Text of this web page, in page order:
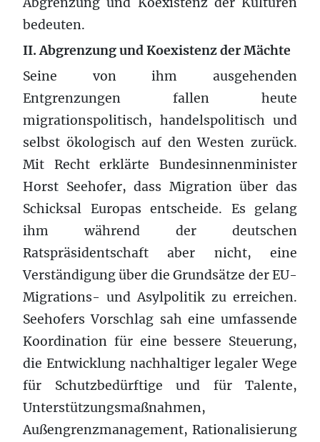
bedeuten.
II. Abgrenzung und Koexistenz der Mächte
Seine von ihm ausgehenden
Entgrenzungen fallen heute
migrationspolitisch, handelspolitisch und
selbst ökologisch auf den Westen zurück.
Mit Recht erklärte Bundesinnenminister
Horst Seehofer, dass Migration über das
Schicksal Europas entscheide. Es gelang
ihm während der deutschen
Ratspräsidentschaft aber nicht, eine
Verständigung über die Grundsätze der EU-
Migrations- und Asylpolitik zu erreichen.
Seehofers Vorschlag sah eine umfassende
Koordination für eine bessere Steuerung,
die Entwicklung nachhaltiger legaler Wege
für Schutzbedürftige und für Talente,
Unterstützungsmaßnahmen,
Außengrenzmanagement, Rationalisierung